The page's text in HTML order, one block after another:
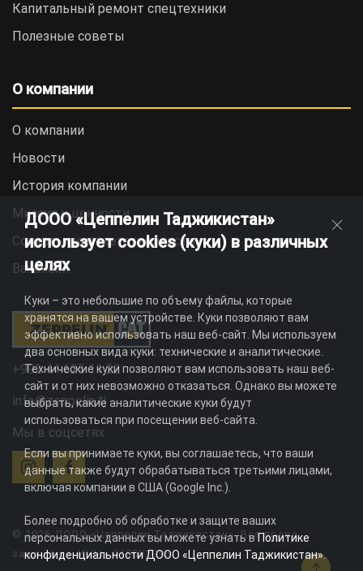
Капитальный ремонт спецтехники
Полезные советы
О компании
О компании
Новости
История компании
Миссия и ценности
Социальная ответственность
Вакансии
+992 44 625 11 22
info@zeppelin.tj
Мы в соцсетях:
© 2026 ДООО «Цеппелин Таджикистан». Все права
защищены. ИНН - 010082996
ДООО «Цеппелин Таджикистан»
использует cookies (куки) в различных
целях
Куки – это небольшие по объему файлы, которые
хранятся на вашем устройстве. Куки позволяют вам
эффективно использовать наш веб-сайт. Мы используем
два основных вида куки: технические и аналитические.
Технические куки позволяют вам использовать наш веб-
сайт и от них невозможно отказаться. Однако вы можете
выбрать, какие аналитические куки будут
использоваться при посещении веб-сайта.
Если вы принимаете куки, вы соглашаетесь, что ваши
данные также будут обрабатываться третьими лицами,
включая компании в США (Google Inc.).
Более подробно об обработке и защите ваших
персональных данных вы можете узнать вПолитике
конфиденциальности ДООО «Цеппелин Таджикистан».